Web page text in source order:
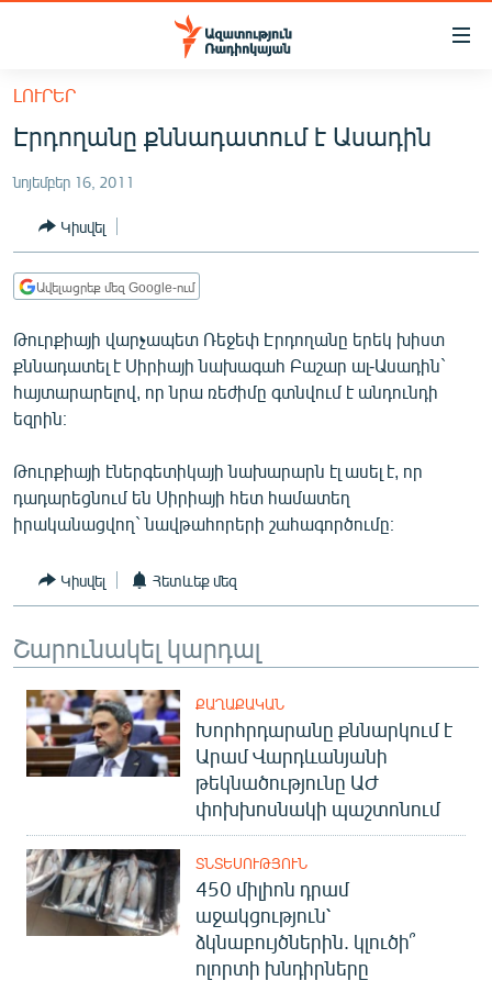
Մատչելիության
հիմնական
բովանդակությանը
հիմնական
մենյուին
Որոնում
ՀԱՅԱՍՏԱՆ
ՔԱՂԱՔԱԿԱՆ
ԸՆՏՐՈՒԹՅՈՒՆՆԵՐ 2026
ԻՐԱՎՈՒՆՔ
ՏՆՏԵՍՈՒԹՅՈՒՆ
ՂԱՐԱԲԱՂ
ՊԱՏԵՐԱԶՄԻ 6 ՇԱԲԱԹՆԵՐԸ
ՏԱՐԱԾԱՇՐՋԱՆ
ՄԻՋԱԶԳԱՅԻՆ
ՍՊՈՐՏ
ՏՏ ԵՒ ԻՆՏԵՐՆԵՏ
ԿՈՐՈՆԱՎԻՐՈՒՍ
ԱՐԽԻՎ
ՁԳՏԵԼՈՎ ԼԱՎԱԳՈՒՅՆԻՆ
ՓՈԴՔԱՍԹ
ԼՈՒՐԵՐ
Էրդողանը քննադատում է Ասադին
նոյեմբեր 16, 2011
Կիսվել
Ավելացրեք մեզ Google-ում
Թուրքիայի վարչապետ Ռեջեփ Էրդողանը երեկ խիստ
քննադատել է Սիրիայի նախագահ Բաշար ալ-Ասադին`
հայտարարելով, որ նրա ռեժիմը գտնվում է անդունդի
եզրին։
Թուրքիայի էներգետիկայի նախարարն էլ ասել է, որ
դադարեցնում են Սիրիայի հետ համատեղ
իրականացվող` նավթահորերի շահագործումը։
Կիսվել Հետևեք մեզ
Շարունակել կարդալ
ՔԱՂԱՔԱԿԱՆ
Խորհրդարանը քննարկում է
Արամ Վարդևանյանի
թեկնածությունը ԱԺ
փոխխոսնակի պաշտոնում
ՏՆՏԵՍՈՒԹՅՈՒՆ
450 միլիոն դրամ
աջակցություն՝
ձկնաբույծներին. կլուծի՞
ոլորտի խնդիրները